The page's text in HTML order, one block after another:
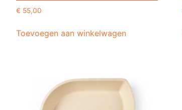
€ 55,00
Toevoegen aan winkelwagen